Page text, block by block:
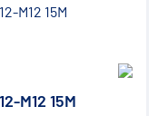
M12 15M